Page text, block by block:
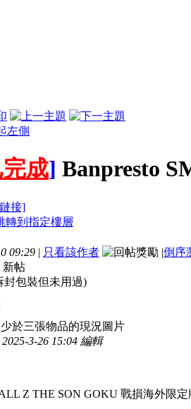
完成] Banpresto
接]
09:29 | 只看該作者 |倒序
新帖
封包裝但未用過)
於三張物品的現況圖片
3-26 15:04 編輯
Z THE SON GOKU 戰損海外限定